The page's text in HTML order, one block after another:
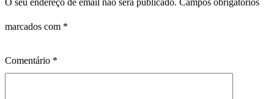
O seu endereço de email não será publicado. Campos obrigatórios
marcados com *
Comentário *